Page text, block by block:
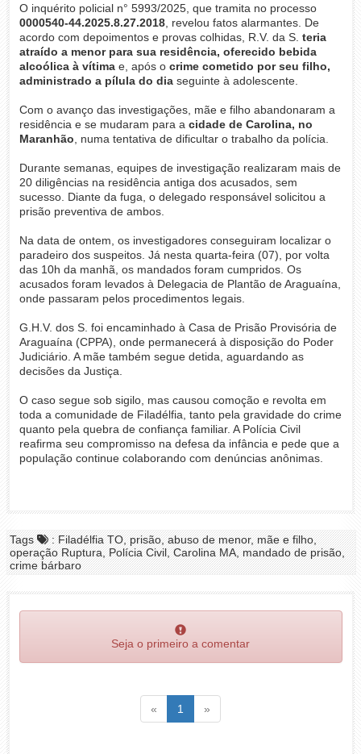
O inquérito policial n° 5993/2025, que tramita no processo
0000540-44.2025.8.27.2018, revelou fatos alarmantes. De
acordo com depoimentos e provas colhidas, R.V. da S. teria
atraído a menor para sua residência, oferecido bebida
alcoólica à vítimae, após o crime cometido por seu filho,
administrado a pílula do dia seguinte à adolescente.
Com o avanço das investigações, mãe e filho abandonaram a
residência e se mudaram para a cidade de Carolina, no
Maranhão , numa tentativa de dificultar o trabalho da polícia.
Durante semanas, equipes de investigação realizaram mais de
20 diligências na residência antiga dos acusados, sem
sucesso. Diante da fuga, o delegado responsável solicitou a
prisão preventiva de ambos.
Na data de ontem, os investigadores conseguiram localizar o
paradeiro dos suspeitos. Já nesta quarta-feira (07), por volta
das 10h da manhã, os mandados foram cumpridos. Os
acusados foram levados à Delegacia de Plantão de Araguaína,
onde passaram pelos procedimentos legais.
G.H.V. dos S. foi encaminhado à Casa de Prisão Provisória de
Araguaína (CPPA), onde permanecerá à disposição do Poder
Judiciário. A mãe também segue detida, aguardando as
decisões da Justiça.
O caso segue sob sigilo, mas causou comoção e revolta em
toda a comunidade de Filadélfia, tanto pela gravidade do crime
quanto pela quebra de confiança familiar. A Polícia Civil
reafirma seu compromisso na defesa da infância e pede que a
população continue colaborando com denúncias anônimas.
Tags
: Filadélfia TO, prisão, abuso de menor, mãe e filho,
operação Ruptura, Polícia Civil, Carolina MA, mandado de prisão,
crime bárbaro
Seja o primeiro a comentar
« Voltar1 (atual)
»